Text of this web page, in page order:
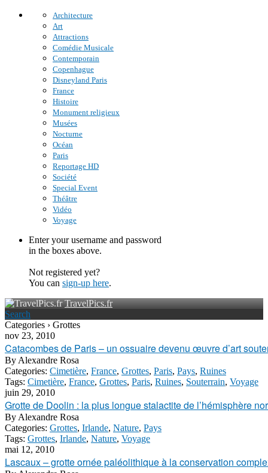
Architecture
Art
Attractions
Comédie Musicale
Contemporain
Copenhague
Disneyland Paris
France
Histoire
Monument religieux
Musées
Nocturne
Océan
Paris
Reportage HD
Société
Special Event
Théâtre
Vidéo
Voyage
Enter your username and password
in the boxes above.
Not registered yet?
You can sign-up here.
TravelPics.fr
Search
Categories › Grottes
nov 23, 2010
Catacombes de Paris – un ossuaire devenu œuvre d’art
By Alexandre Rosa
Categories: Cimetière, France, Grottes, Paris, Pays, Ruines
Tags: Cimetière, France, Grottes, Paris, Ruines, Souterrain, Voyage
juin 29, 2010
Grotte de Doolin : la plus longue stalactite de l’hémisphère
By Alexandre Rosa
Categories: Grottes, Irlande, Nature, Pays
Tags: Grottes, Irlande, Nature, Voyage
mai 12, 2010
Lascaux – grotte ornée paléolithique à la conservation